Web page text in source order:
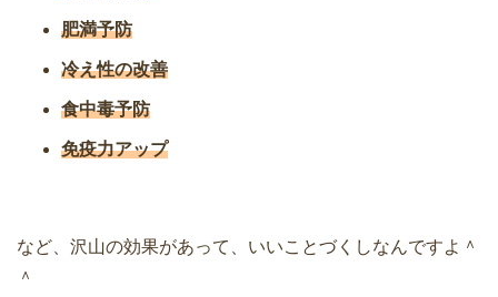
肥満予防
冷え性の改善
食中毒予防
免疫力アップ
など、沢山の効果があって、いいことづくしなんですよ＾
＾